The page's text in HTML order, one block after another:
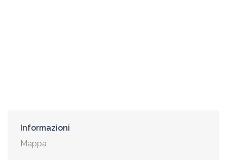
Informazioni
Mappa